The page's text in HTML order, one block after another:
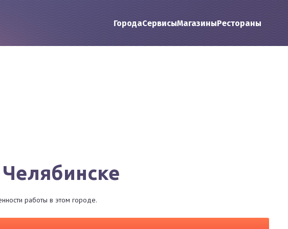
ГородаСервисыМагазиныРестораны
работы в этом городе.